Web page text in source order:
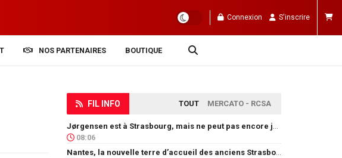
Connexion S'inscrire
NOS PARTENAIRES BOUTIQUE
FIL INFO TOUT MERCATO - RCSA
08:06